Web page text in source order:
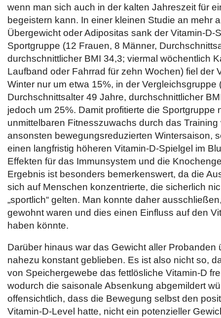
wenn man sich auch in der kalten Jahreszeit für
begeistern kann. In einer kleinen Studie an mehr
Übergewicht oder Adipositas sank der Vitamin-D-
Sportgruppe (12 Frauen, 8 Männer,
durchschnittlicher BMI 34,3; viermal wöchentlich
Laufband oder Fahrrad für zehn Wochen) fiel der
Winter nur um etwa 15%, in der Vergleichsgruppe
Durchschnittsalter 49 Jahre, durchschnittlicher
jedoch um 25%. Damit profitierte die Sportgruppe
unmittelbaren Fitnesszuwachs durch das
ansonsten bewegungsreduzierten Wintersaison,
einen langfristig höheren Vitamin-D-Spielgel im
Effekten für das Immunsystem und die
Ergebnis ist besonders bemerkenswert, da die
sich auf Menschen konzentrierte, die sicherlich
„sportlich“ gelten. Man konnte daher
gewohnt waren und dies einen Einfluss auf den
haben könnte.
Darüber hinaus war das Gewicht aller Probanden
nahezu konstant geblieben. Es ist also nicht so,
von Speichergewebe das fettlösliche Vitamin-D
wodurch die saisonale Absenkung abgemildert
offensichtlich, dass die Bewegung selbst den
Vitamin-D-Level hatte, nicht ein potenzieller